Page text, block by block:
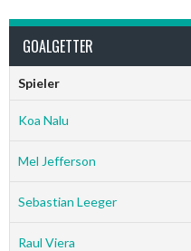
GOALGETTER
Spieler
Koa Nalu
Mel Jefferson
Sebastian Leeger
Raul Viera